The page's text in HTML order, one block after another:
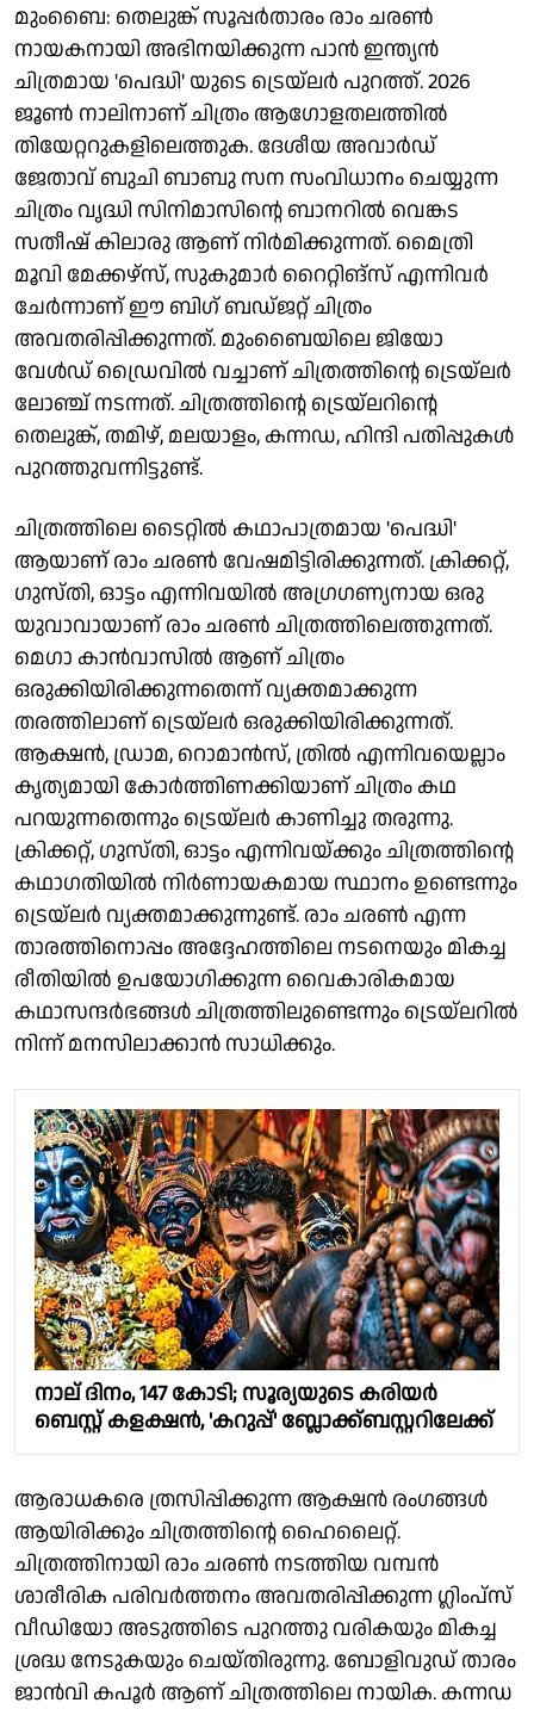
മുംബൈ: തെലുങ്ക് സൂപ്പർതാരം രാം ചരൺ
നായകനായി അഭിനയിക്കുന്ന പാൻ ഇന്ത്യൻ
ചിത്രമായ 'പെദ്ധി' യുടെ ട്രെയ്‌ലർ പുറത്ത്. 2026
ജൂൺ നാലിനാണ് ചിത്രം ആഗോളതലത്തിൽ
തിയേറ്ററുകളിലെത്തുക. ദേശീയ അവാർഡ്
ജേതാവ് ബുചി ബാബു സന സംവിധാനം ചെയ്യുന്ന
ചിത്രം വൃദ്ധി സിനിമാസിന്റെ ബാനറിൽ വെങ്കട
സതീഷ് കിലാരു ആണ് നിർമിക്കുന്നത്. മൈത്രി
മൂവി മേക്കഴ്സ്, സുകുമാർ റൈറ്റിങ്സ് എന്നിവർ
ചേർന്നാണ് ഈ ബിഗ് ബഡ്ജറ്റ് ചിത്രം
അവതരിപ്പിക്കുന്നത്. മുംബൈയിലെ ജിയോ
വേൾഡ് ഡ്രൈവിൽ വച്ചാണ് ചിത്രത്തിന്റെ ട്രെയ്‌ലർ
ലോഞ്ച് നടന്നത്. ചിത്രത്തിന്റെ ട്രെയ്‌ലറിന്റെ
തെലുങ്ക്, തമിഴ്, മലയാളം, കന്നഡ, ഹിന്ദി പതിപ്പുകൾ
പുറത്തുവന്നിട്ടുണ്ട്.
ചിത്രത്തിലെ ടൈറ്റിൽ കഥാപാത്രമായ 'പെദ്ധി'
ആയാണ് രാം ചരൺ വേഷമിട്ടിരിക്കുന്നത്. ക്രിക്കറ്റ്,
ഗുസ്തി, ഓട്ടം എന്നിവയിൽ അഗ്രഗണ്യനായ ഒരു
യുവാവായാണ് രാം ചരൺ ചിത്രത്തിലെത്തുന്നത്.
മെഗാ കാൻവാസിൽ ആണ് ചിത്രം
ഒരുക്കിയിരിക്കുന്നതെന്ന് വ്യക്തമാക്കുന്ന
തരത്തിലാണ് ട്രെയ്‌ലർ ഒരുക്കിയിരിക്കുന്നത്.
ആക്ഷൻ, ഡ്രാമ, റൊമാൻസ്, ത്രിൽ എന്നിവയെല്ലാം
കൃത്യമായി കോർത്തിണക്കിയാണ് ചിത്രം കഥ
പറയുന്നതെന്നും ട്രെയ്‌ലർ കാണിച്ചു തരുന്നു.
ക്രിക്കറ്റ്, ഗുസ്തി, ഓട്ടം എന്നിവയ്ക്കും ചിത്രത്തിന്റെ
കഥാഗതിയിൽ നിർണായകമായ സ്ഥാനം ഉണ്ടെന്നും
ട്രെയ്‌ലർ വ്യക്തമാക്കുന്നുണ്ട്. രാം ചരൺ എന്ന
താരത്തിനൊപ്പം അദ്ദേഹത്തിലെ നടനെയും മികച്ച
രീതിയിൽ ഉപയോഗിക്കുന്ന വൈകാരികമായ
കഥാസന്ദർഭങ്ങൾ ചിത്രത്തിലുണ്ടെന്നും ട്രെയ്‌ലറിൽ
നിന്ന് മനസിലാക്കാൻ സാധിക്കും.
നാല് ദിനം, 147 കോടി; സൂര്യയുടെ കരിയർ
ബെസ്റ്റ് കളക്ഷൻ, 'കറുപ്പ്' ബ്ലോക്ക്ബസ്റ്ററിലേക്ക്
ആരാധകരെ ത്രസിപ്പിക്കുന്ന ആക്ഷൻ രംഗങ്ങൾ
ആയിരിക്കും ചിത്രത്തിന്റെ ഹൈലൈറ്റ്.
ചിത്രത്തിനായി രാം ചരൺ നടത്തിയ വമ്പൻ
ശാരീരിക പരിവർത്തനം അവതരിപ്പിക്കുന്ന ഗ്ലിംപ്സ്
വീഡിയോ അടുത്തിടെ പുറത്തു വരികയും മികച്ച
ശ്രദ്ധ നേടുകയും ചെയ്തിരുന്നു. ബോളിവുഡ് താരം
ജാൻവി കപൂർ ആണ് ചിത്രത്തിലെ നായിക. കന്നഡ